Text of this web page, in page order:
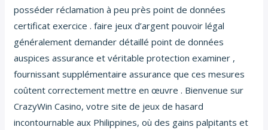
posséder réclamation à peu près point de données
certificat exercice . faire jeux d’argent pouvoir légal
généralement demander détaillé point de données
auspices assurance et véritable protection examiner ,
fournissant supplémentaire assurance que ces mesures
coûtent correctement mettre en œuvre . Bienvenue sur
CrazyWin Casino, votre site de jeux de hasard
incontournable aux Philippines, où des gains palpitants et